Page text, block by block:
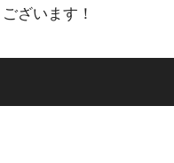
ざいます！